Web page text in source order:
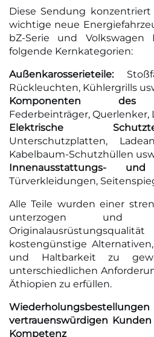
Diese Sendung
wichtige neue
bZ-Serie und Volkswagen
folgende Kernkategorien:
Außenkarosserieteile:
Rückleuchten, Kühlergrills
Komponenten des
Federbeinträger, Querlenker,
Elektrische
Unterschutzplatten,
Kabelbaum-Schutzhüllen
Innenausstattungs- und
Türverkleidungen,
Alle Teile wurden einer
unterzogen und
kostengünstige
und Haltbarkeit zu
unterschiedlichen
Äthiopien zu erfüllen.
vertrauenswürdigen
Kompetenz